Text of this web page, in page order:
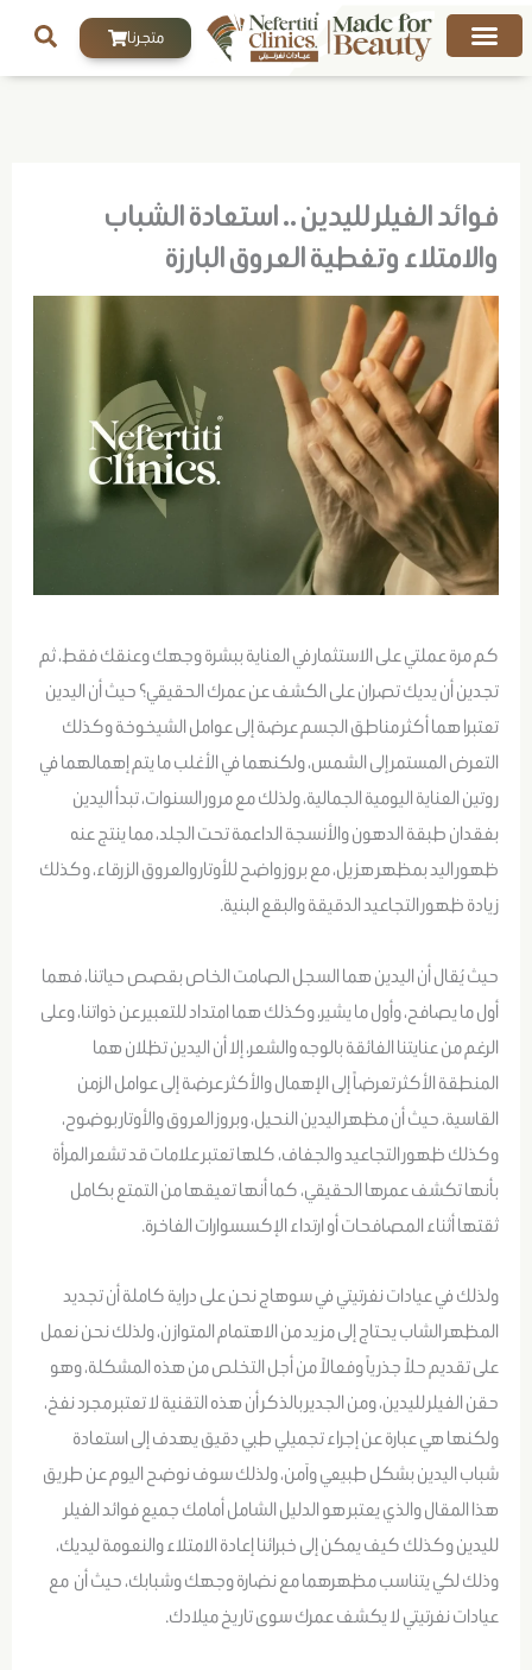
تخطي
إلى
متجرنا
فوائد الفيلر لليدين .. استعادة الشباب
والامتلاء وتغطية العروق البارزة
كم مرة عملتي على الاستثمار في العناية ببشرة وجهك وعنقك فقط، ثم
تجدين أن يديك تصران على الكشف عن عمرك الحقيقي؟ حيث أن اليدين
تعتبرا هما أكثر مناطق الجسم عرضة إلى عوامل الشيخوخة وكذلك
التعرض المستمر إلى الشمس، ولكنهما في الأغلب ما يتم إهمالهما في
روتين العناية اليومية الجمالية، ولذلك مع مرور السنوات، تبدأ اليدين
بفقدان طبقة الدهون والأنسجة الداعمة تحت الجلد، مما ينتج عنه
ظهور اليد بمظهر هزيل، مع بروز واضح للأوتار والعروق الزرقاء، وكذلك
زيادة ظهور التجاعيد الدقيقة والبقع البنية.
حيث يُقال أن اليدين هما السجل الصامت الخاص بقصص حياتنا، فهما
أول ما يصافح، وأول ما يشير، وكذلك هما امتداد للتعبير عن ذواتنا، وعلى
الرغم من عنايتنا الفائقة بالوجه والشعر، إلا أن اليدين تظلان هما
المنطقة الأكثر تعرضاً إلى الإهمال والأكثر عرضة إلى عوامل الزمن
القاسية، حيث أن مظهر اليدين النحيل، وبروز العروق والأوتار بوضوح،
وكذلك ظهور التجاعيد والجفاف، كلها تعتبر علامات قد تشعر المرأة
بأنها تكشف عمرها الحقيقي، كما أنها تعيقها من التمتع بكامل
ثقتها أثناء المصافحات أو ارتداء الإكسسوارات الفاخرة.
ولذلك في عيادات نفرتيتي في سوهاج نحن على دراية كاملة أن تجديد
المظهر الشاب يحتاج إلى مزيد من الاهتمام المتوازن، ولذلك نحن نعمل
على تقديم حلاً جذرياً وفعالاً من أجل التخلص من هذه المشكلة، وهو
حقن الفيلر لليدين، ومن الجدير بالذكر أن هذه التقنية لا تعتبر مجرد نفخ،
ولكنها هي عبارة عن إجراء تجميلي طبي دقيق يهدف إلى استعادة
شباب اليدين بشكل طبيعي وآمن، ولذلك سوف نوضح اليوم عن طريق
هذا المقال والذي يعتبر هو الدليل الشامل أمامك جميع فوائد الفيلر
لليدين وكذلك كيف يمكن إلى خبرائنا إعادة الامتلاء والنعومة ليديك،
وذلك لكي يتناسب مظهرهما مع نضارة وجهك وشبابك، حيث أن مع
عيادات نفرتيتي لا يكشف عمرك سوى تاريخ ميلادك.